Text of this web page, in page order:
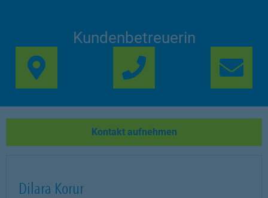
Kundenbetreuerin
Link Opens in New
Kontakt aufnehmen
Dilara Korur